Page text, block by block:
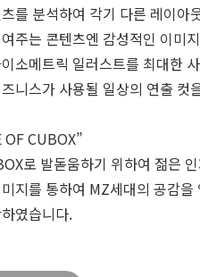
를 분석하여 각기 다른 레이
주는 콘텐츠엔 감성적인 이미
소메트릭 일러스트를 최대한
니스가 사용될 일상의 연출
OF CUBOX”
로 발돋움하기 위하여 젊은
지를 통하여 MZ세대의 공감
였습니다.